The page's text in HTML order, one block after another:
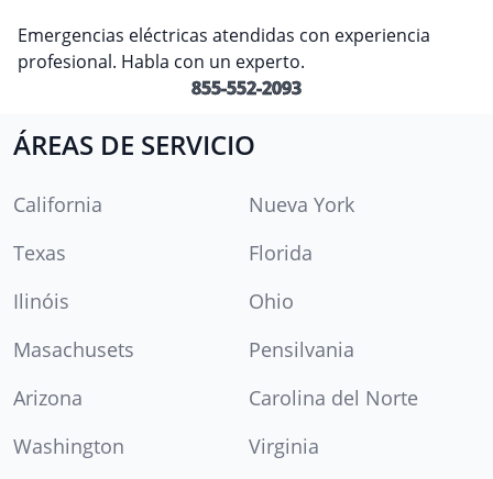
Emergencias eléctricas atendidas con experiencia
profesional. Habla con un experto.
855-552-2093
ÁREAS DE SERVICIO
California
Nueva York
Texas
Florida
Ilinóis
Ohio
Masachusets
Pensilvania
Arizona
Carolina del Norte
Washington
Virginia